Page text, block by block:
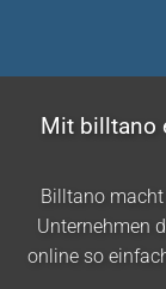
Mit billtano
Billtano
Unternehmen
online so